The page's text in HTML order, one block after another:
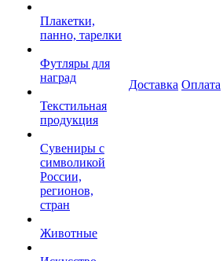
Плакетки,
панно, тарелки
Футляры для
наград
Текстильная
продукция
Сувениры с
символикой
России,
регионов,
стран
Животные
Доставка Оплата